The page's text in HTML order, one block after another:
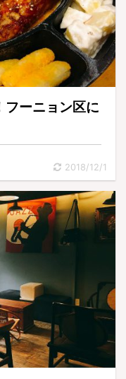
ーニョン区に
2018/12/1